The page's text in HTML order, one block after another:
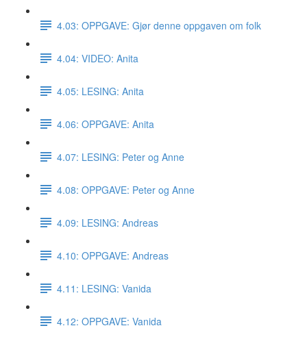
4.03: OPPGAVE: Gjør denne oppgaven om folk
4.04: VIDEO: Anita
4.05: LESING: Anita
4.06: OPPGAVE: Anita
4.07: LESING: Peter og Anne
4.08: OPPGAVE: Peter og Anne
4.09: LESING: Andreas
4.10: OPPGAVE: Andreas
4.11: LESING: Vanida
4.12: OPPGAVE: Vanida